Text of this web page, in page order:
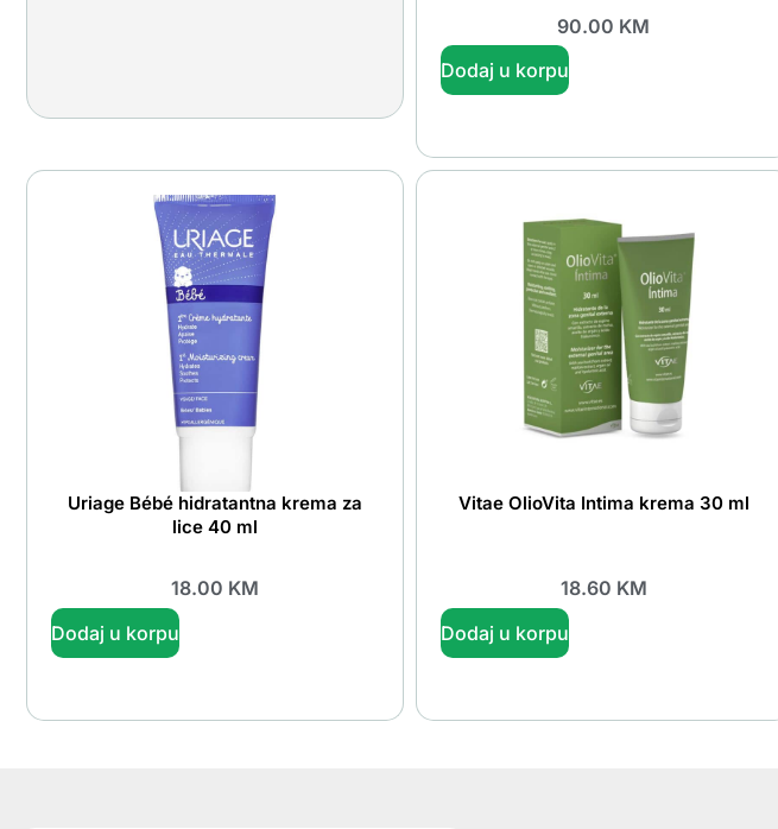
90.00 KM
Dodaj u korpu
Uriage Bébé hidratantna krema za
lice 40 ml
18.00 KM
Dodaj u korpu
Vitae OlioVita Intima krema 30 ml
18.60 KM
Dodaj u korpu